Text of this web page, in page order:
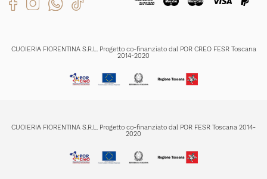
Produktenpflege
CUOIERIA FIORENTINA S.R.L. Progetto co-finanziato dal POR CREO FESR Toscana
2014-2020
CUOIERIA FIORENTINA S.R.L. Progetto co-finanziato dal POR FESR Toscana 2014-
2020